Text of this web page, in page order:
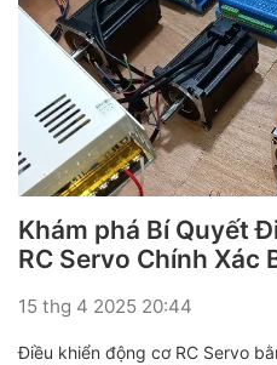
Khám phá Bí Quyết
RC Servo Chính Xác
15 thg 4 2025 20:44
Điều khiển động cơ RC Servo